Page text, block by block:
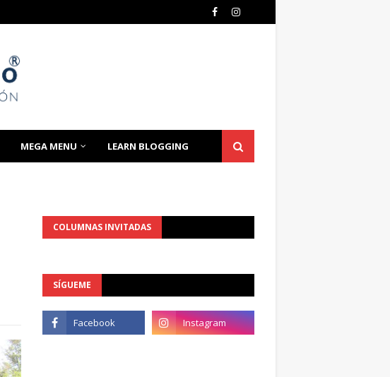
MEGA MENU LEARN BLOGGING
COLUMNAS INVITADAS
SÍGUEME